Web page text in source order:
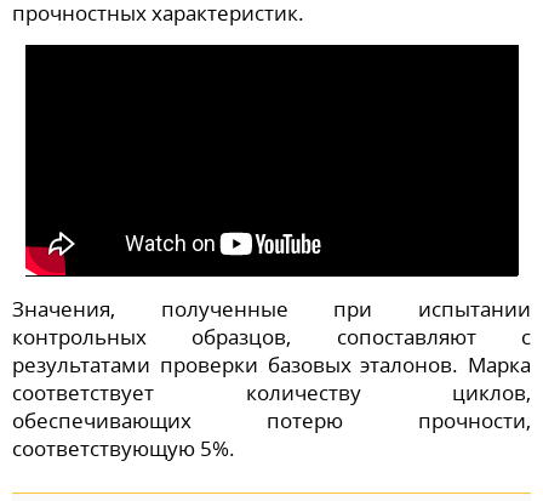
прочностных характеристик.
Значения, полученные при испытании
контрольных образцов, сопоставляют с
результатами проверки базовых эталонов. Марка
соответствует количеству циклов,
обеспечивающих потерю прочности,
соответствующую 5%.